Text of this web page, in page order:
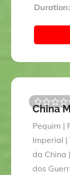
Duration:
0
u
o
f
5
China
Pequim |
Imperial |
da China
dos